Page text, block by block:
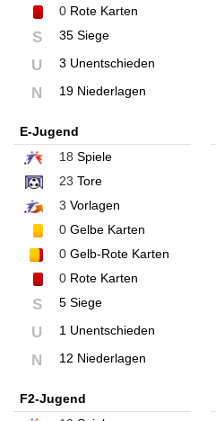
0 Rote Karten
S 35 Siege
U 3 Unentschieden
N 19 Niederlagen
E-Jugend
18 Spiele
23 Tore
3 Vorlagen
0 Gelbe Karten
0 Gelb-Rote Karten
0 Rote Karten
S 5 Siege
U 1 Unentschieden
N 12 Niederlagen
F2-Jugend